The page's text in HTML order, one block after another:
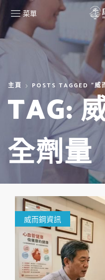
菜單
主頁 POSTS TAGGED "威
TAG:
全劑量
威而鋼資訊